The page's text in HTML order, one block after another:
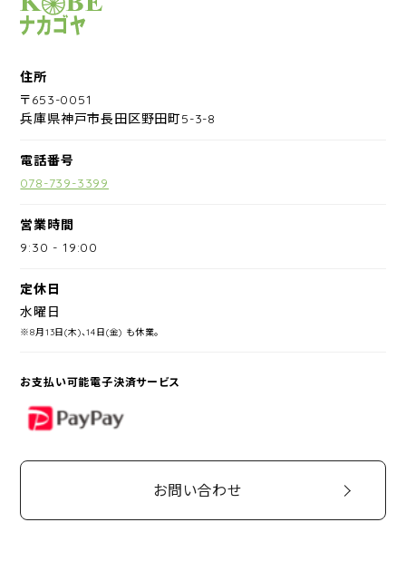
住所
〒653-0051
兵庫県神戸市長田区野田町5-3-8
電話番号
078-739-3399
営業時間
9:30 -19:00
定休日
水曜日
※8月13日(木)、14日(金) も休業。
お支払い可能電子決済サービス
PayPay
お問い合わせ